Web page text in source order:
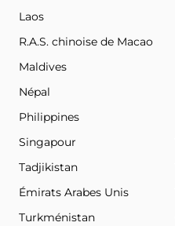
Laos
R.A.S. chinoise de Macao
Maldives
Népal
Philippines
Singapour
Tadjikistan
Émirats Arabes Unis
Turkménistan